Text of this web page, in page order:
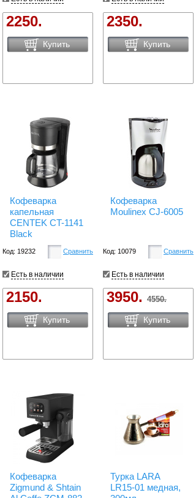
2250.
Купить
2350.
Купить
Кофеварка
капельная
CENTEK CT-1141
Black
Код: 19232 Сравнить
Есть в наличии
2150.
Купить
Кофеварка
Moulinex CJ-6005
Код: 10079 Сравнить
Есть в наличии
3950. 4550.
Купить
Кофеварка
Zigmund & Shtain
Турка LARA
LR15-01 медная,